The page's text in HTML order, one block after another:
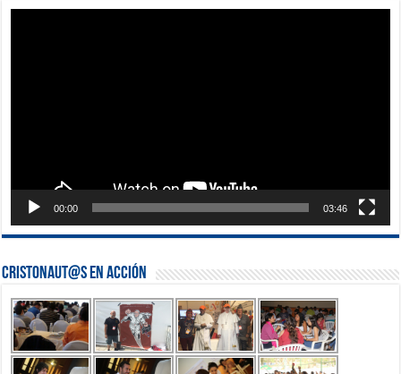
00:00 03:46
Cristonaut@s en Acción